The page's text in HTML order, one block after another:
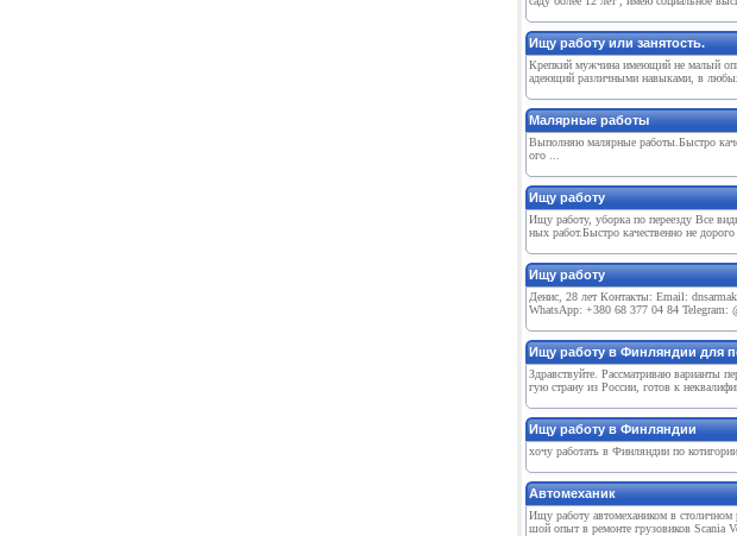
Ищу работу или занятость.
Крепкий мужчина имеющий не малый
адеющий различными навыками, в любых
Малярные работы
Выполняю малярные работы.Быстро
ого ...
Ищу работу
Ищу работу, уборка по переезду Все
ных работ.Быстро качественно не дорого
Ищу работу
Денис, 28 лет Контакты: Email:
WhatsApp: +380 68 377 04 84 Telegram:
Ищу работу в Финляндии для
Здравствуйте. Рассматриваю варианты
гую страну из России, готов к
Ищу работу в Финляндии
хочу работать в Финляндии по
Автомеханик
Ищу работу автомехаником в столичном
шой опыт в ремонте грузовиков Scania